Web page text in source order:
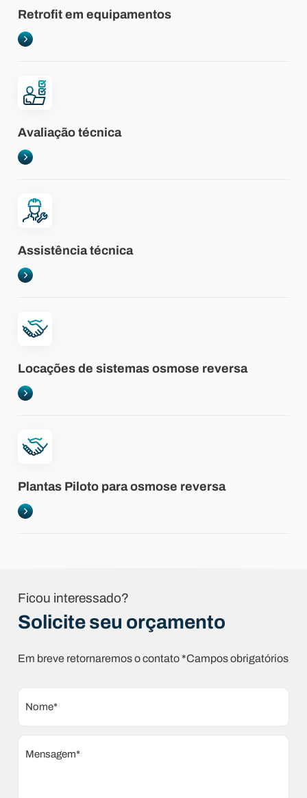
Retrofit em equipamentos
Avaliação técnica
Assistência técnica
Locações de sistemas osmose reversa
Plantas Piloto para osmose reversa
Ficou interessado?
Solicite seu orçamento
Em breve retornaremos o contato *Campos obrigatórios
Nome*
Mensagem*